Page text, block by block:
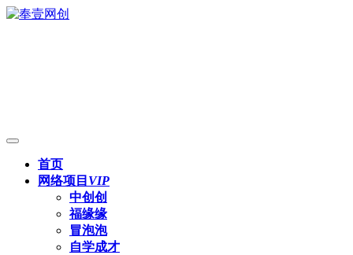
首页
网络项目 VIP
中创创
福缘缘
冒泡泡
自学成才